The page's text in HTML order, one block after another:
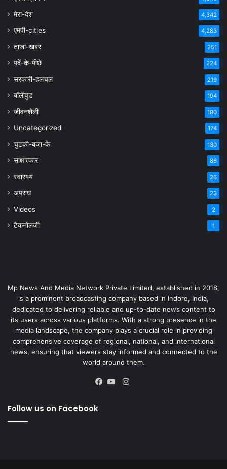
मेरा-देश 4,342
एमपी-cities 4,283
ताजा-खबर 251
पर्दे-के-पीछे 224
सरकारी-हलचल 219
बॉलीवुड 194
जीवनशैली 180
Uncategorized 174
चुटकी-बजा-के 130
साक्षात्कार 86
स्वास्थ्य 26
अपराध 23
Videos 2
टैकनोलजी 1
Mp News And Media Network Private Limited, established in 2018,
is a prominent broadcasting company based in Indore, India,
dedicated to delivering reliable and up-to-date news content to
its users across various platforms. With a strong presence in the
media landscape, the company plays a crucial role in providing
comprehensive coverage of regional, national, and international
news, ensuring that viewers stay informed and connected to the
world around them.
Instagram
Follow us on Facebook